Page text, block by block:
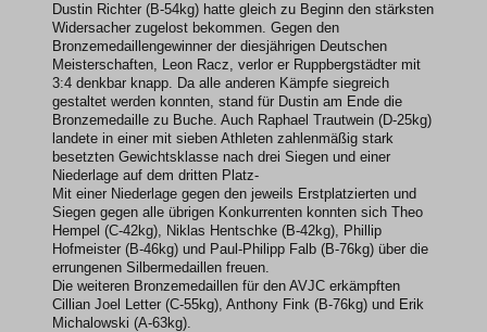
Dustin Richter (B-54kg) hatte gleich zu Beginn den stärksten
Widersacher zugelost bekommen. Gegen den
Bronzemedaillengewinner der diesjährigen Deutschen
Meisterschaften, Leon Racz, verlor er Ruppbergstädter mit
3:4 denkbar knapp. Da alle anderen Kämpfe siegreich
gestaltet werden konnten, stand für Dustin am Ende die
Bronzemedaille zu Buche. Auch Raphael Trautwein (D-25kg)
landete in einer mit sieben Athleten zahlenmäßig stark
besetzten Gewichtsklasse nach drei Siegen und einer
Niederlage auf dem dritten Platz-
Mit einer Niederlage gegen den jeweils Erstplatzierten und
Siegen gegen alle übrigen Konkurrenten konnten sich Theo
Hempel (C-42kg), Niklas Hentschke (B-42kg), Phillip
Hofmeister (B-46kg) und Paul-Philipp Falb (B-76kg) über die
errungenen Silbermedaillen freuen.
Die weiteren Bronzemedaillen für den AVJC erkämpften
Cillian Joel Letter (C-55kg), Anthony Fink (B-76kg) und Erik
Michalowski (A-63kg).